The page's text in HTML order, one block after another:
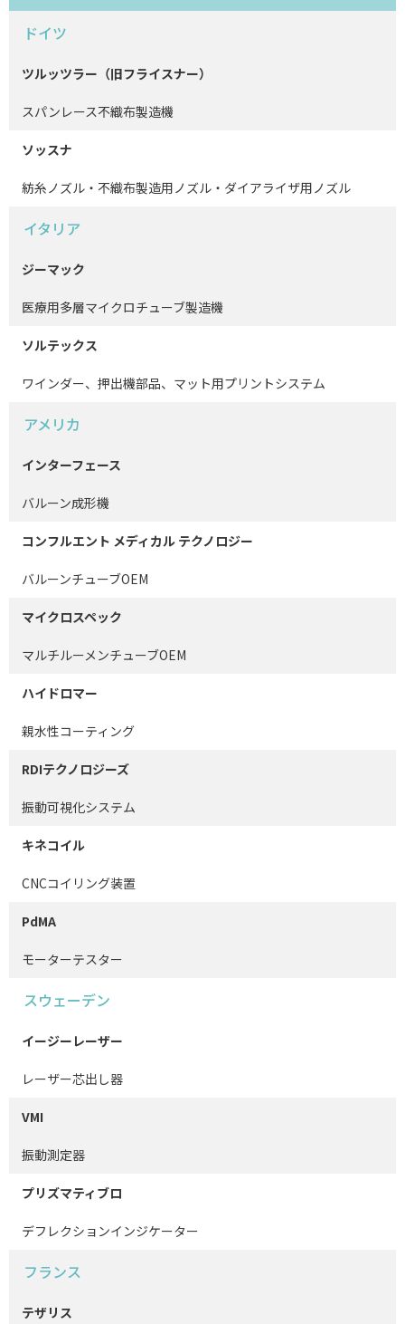
ドイツ
ツルッツラー（旧フライスナー）
スパンレース不織布製造機
ソッスナ
紡糸ノズル・不織布製造用ノズル・ダイアライザ用ノズル
イタリア
ジーマック
医療用多層マイクロチューブ製造機
ソルテックス
ワインダー、押出機部品、マット用プリントシステム
アメリカ
インターフェース
バルーン成形機
コンフルエント メディカル テクノロジー
バルーンチューブOEM
マイクロスペック
マルチルーメンチューブOEM
ハイドロマー
親水性コーティング
RDIテクノロジーズ
振動可視化システム
キネコイル
CNCコイリング装置
PdMA
モーターテスター
スウェーデン
イージーレーザー
レーザー芯出し器
VMI
振動測定器
プリズマティブロ
デフレクションインジケーター
フランス
テザリス